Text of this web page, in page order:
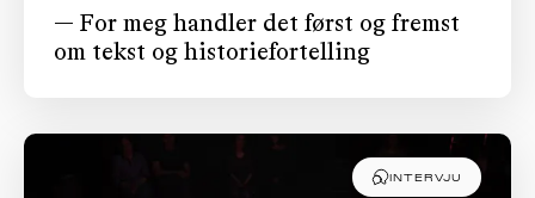
— For meg handler det først og fremst
om tekst og historiefortelling
INTERVJU